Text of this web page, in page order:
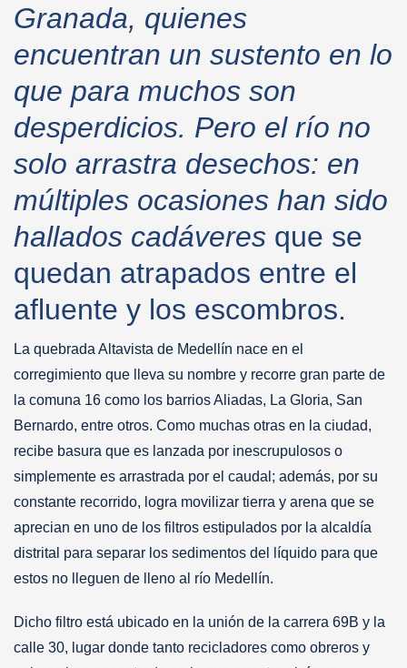
Granada, quienes
encuentran un sustento en lo
que para muchos son
desperdicios. Pero el río no
solo arrastra desechos: en
múltiples ocasiones han sido
hallados cadáveres que se
quedan atrapados entre el
afluente y los escombros.
La quebrada Altavista de Medellín nace en el
corregimiento que lleva su nombre y recorre gran parte de
la comuna 16 como los barrios Aliadas, La Gloria, San
Bernardo, entre otros. Como muchas otras en la ciudad,
recibe basura que es lanzada por inescrupulosos o
simplemente es arrastrada por el caudal; además, por su
constante recorrido, logra movilizar tierra y arena que se
aprecian en uno de los filtros estipulados por la alcaldía
distrital para separar los sedimentos del líquido para que
estos no lleguen de lleno al río Medellín.
Dicho filtro está ubicado en la unión de la carrera 69B y la
calle 30, lugar donde tanto recicladores como obreros y